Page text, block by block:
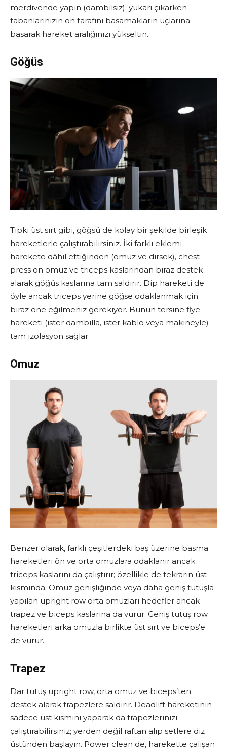
merdivende yapın (dambılsız); yukarı çıkarken
tabanlarınızın ön tarafını basamakların uçlarına
basarak hareket aralığınızı yükseltin.
Göğüs
Tıpkı üst sırt gibi, göğsü de kolay bir şekilde birleşik
hareketlerle çalıştırabilirsiniz. İki farklı eklemi
harekete dâhil ettiğinden (omuz ve dirsek), chest
press ön omuz ve triceps kaslarından biraz destek
alarak göğüs kaslarına tam saldırır. Dip hareketi de
öyle ancak triceps yerine göğse odaklanmak için
biraz öne eğilmeniz gerekiyor. Bunun tersine flye
hareketi (ister dambılla, ister kablo veya makineyle)
tam izolasyon sağlar.
Omuz
Benzer olarak, farklı çeşitlerdeki baş üzerine basma
hareketleri ön ve orta omuzlara odaklanır ancak
triceps kaslarını da çalıştırır; özellikle de tekrarın üst
kısmında. Omuz genişliğinde veya daha geniş tutuşla
yapılan upright row orta omuzları hedefler ancak
trapez ve biceps kaslarına da vurur. Geniş tutuş row
hareketleri arka omuzla birlikte üst sırt ve biceps’e
de vurur.
Trapez
Dar tutuş upright row, orta omuz ve biceps’ten
destek alarak trapezlere saldırır. Deadlift hareketinin
sadece üst kısmını yaparak da trapezlerinizi
çalıştırabilirsiniz; yerden değil raftan alıp setlere diz
üstünden başlayın. Power clean de, harekette çalışan